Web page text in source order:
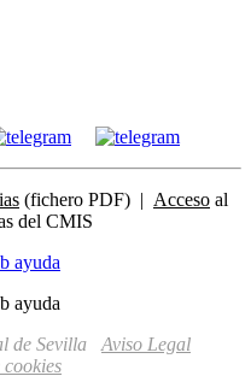
(fichero PDF) | Acceso al
del CMIS
de Sevilla Aviso Legal